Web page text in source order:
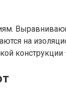
на
конструкции